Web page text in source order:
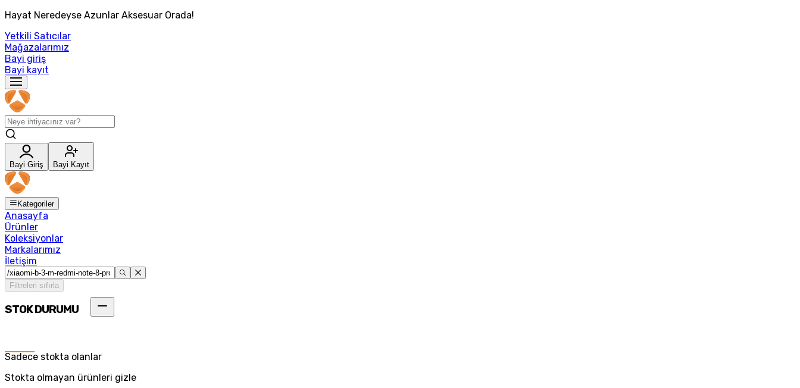
Hayat Neredeyse Azunlar Aksesuar Orada!
Yetkili Satıcılar
Mağazalarımız
Bayi giriş
Bayi kayıt
Bayi Giriş Bayi Kayıt
Kategoriler
Anasayfa
Ürünler
Koleksiyonlar
Markalarımız
İletişim
Filtreleri sıfırla
STOK DURUMU
Sadece stokta olanlar
Stokta olmayan ürünleri gizle